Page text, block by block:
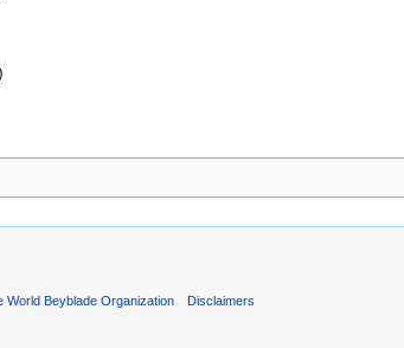
World Beyblade Organization Disclaimers